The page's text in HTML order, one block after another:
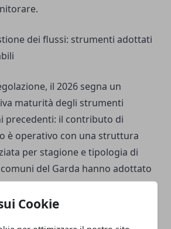
Cookie
dei flussi: strumenti adottati
il 2026 segna un
maturità degli strumenti
precedenti: il contributo di
è operativo con una struttura
per stagione e tipologia di
del Garda hanno adottato
dell'accesso veicolare nei
ore di punta; Cortina ha